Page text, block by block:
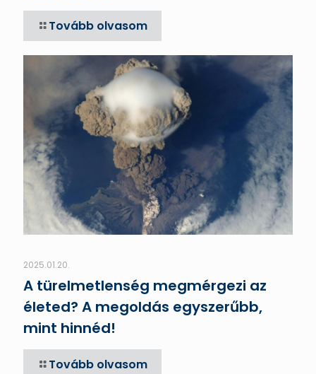
Tovább olvasom
2025.01.20.
A türelmetlenség megmérgezi az
életed? A megoldás egyszerűbb,
mint hinnéd!
Tovább olvasom